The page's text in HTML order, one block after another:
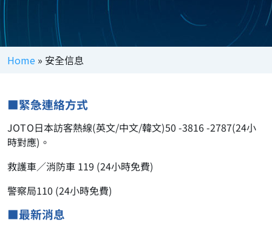
Home » 安全信息
■緊急連絡方式
JOTO日本訪客熱線(英文/中文/韓文)50 -3816 -2787(24小
時對應)。
救護車／消防車 119 (24小時免費)
警察局110 (24小時免費)
■最新消息